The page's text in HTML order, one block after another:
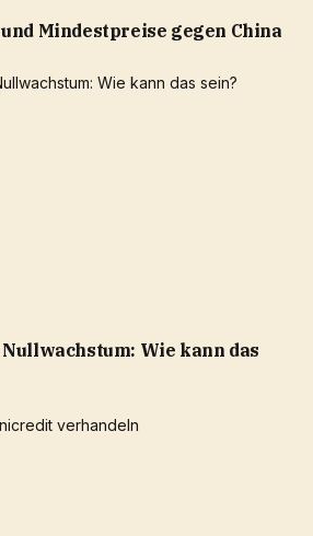
Mindestpreise gegen China
Wie kann das